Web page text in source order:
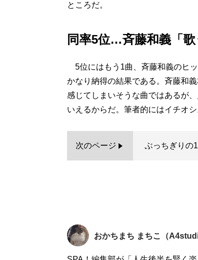
ところだ。
同率5位…斉藤和義「歌
5位にはもう1曲、斉藤和義のヒッ
かなり納得の結果である。斉藤和
感じてしまいそうな曲ではあるが
いえるからだ。筆者的にはイチオシ
次のページ ぶっちぎりの
おかちまち まちこ（